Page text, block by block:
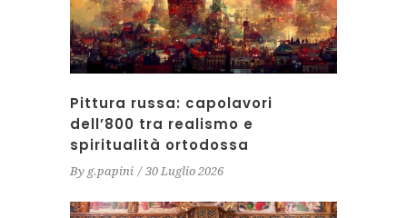
Pittura russa: capolavori
dell’800 tra realismo e
spiritualità ortodossa
By g.papini 30 Luglio 2026